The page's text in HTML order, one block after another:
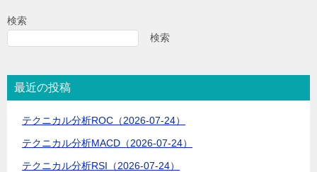
ビ
シ
ョ
検索
検索
最近の投稿
テクニカル分析ROC（2026-07-24）
テクニカル分析MACD（2026-07-24）
テクニカル分析RSI（2026-07-24）